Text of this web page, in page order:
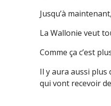
Jusqu’à
La Wallonie veut
Comme ça c’est
Il y aura aussi plus
qui vont recevoir